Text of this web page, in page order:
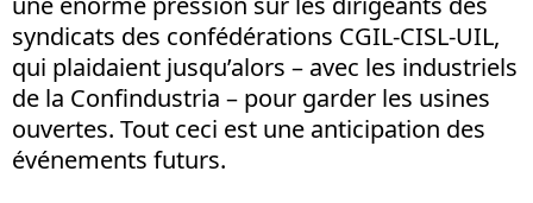
syndicats des confédérations CGIL-CISL-UIL,
qui plaidaient jusqu’alors – avec les industriels
de la Confindustria – pour garder les usines
ouvertes. Tout ceci est une anticipation des
événements futurs.